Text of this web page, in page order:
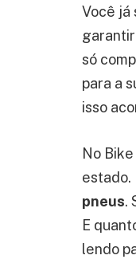
Você já
garantir
só
para a
isso
No
estado.
pneus.
E
lendo